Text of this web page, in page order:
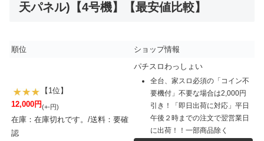
天パネル)【4号機】【最安値比較】
順位 ショップ情報
【1位】
12,000円(+-円)
在庫：在庫切れです。/送料：要確
認
パチスロわっしょい
全台、家スロ必須の「コイン不
要機付」不要な場合は2,000円
引き！「即日出荷に対応」平日
午後２時までの注文で翌営業日
に出荷！！一部商品除く